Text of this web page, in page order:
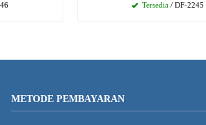
Tersedia / DF-2245
METODE PEMBAYARAN